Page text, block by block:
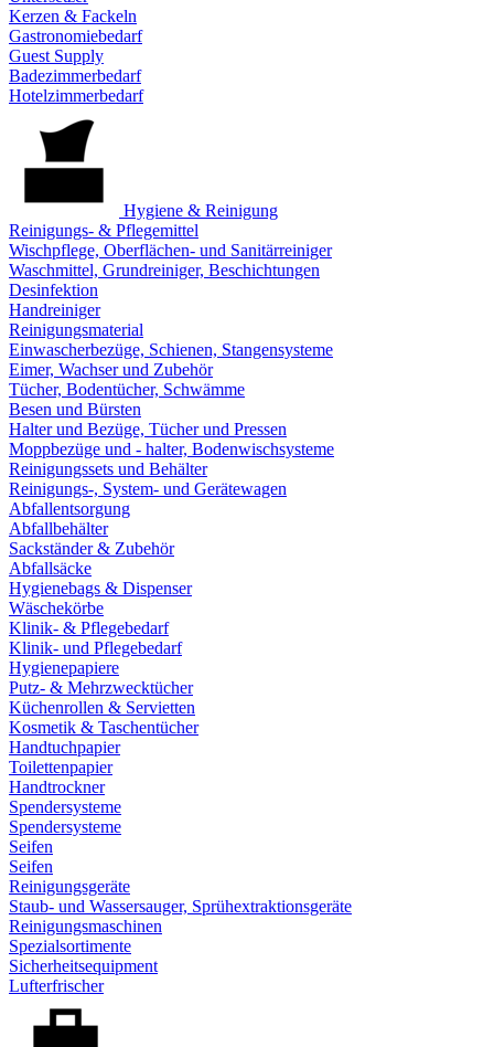
Kerzen & Fackeln
Gastronomiebedarf
Guest Supply
Badezimmerbedarf
Hotelzimmerbedarf
Hygiene & Reinigung
Reinigungs- & Pflegemittel
Wischpflege, Oberflächen- und Sanitärreiniger
Waschmittel, Grundreiniger, Beschichtungen
Desinfektion
Handreiniger
Reinigungsmaterial
Einwascherbezüge, Schienen, Stangensysteme
Eimer, Wachser und Zubehör
Tücher, Bodentücher, Schwämme
Besen und Bürsten
Halter und Bezüge, Tücher und Pressen
Moppbezüge und - halter, Bodenwischsysteme
Reinigungssets und Behälter
Reinigungs-, System- und Gerätewagen
Abfallentsorgung
Abfallbehälter
Sackständer & Zubehör
Abfallsäcke
Hygienebags & Dispenser
Wäschekörbe
Klinik- & Pflegebedarf
Klinik- und Pflegebedarf
Hygienepapiere
Putz- & Mehrzwecktücher
Küchenrollen & Servietten
Kosmetik & Taschentücher
Handtuchpapier
Toilettenpapier
Handtrockner
Spendersysteme
Spendersysteme
Seifen
Seifen
Reinigungsgeräte
Staub- und Wassersauger, Sprühextraktionsgeräte
Reinigungsmaschinen
Spezialsortimente
Sicherheitsequipment
Lufterfrischer